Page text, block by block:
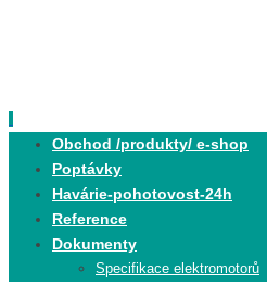
content
Obchod /produkty/ e-shop
Poptávky
Havárie-pohotovost-24h
Reference
Dokumenty
Specifikace elektromotorů